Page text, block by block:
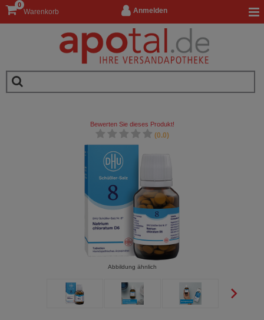
Anmelden
Warenkorb
0
Bewerten Sie dieses Produkt!
(0.0)
Abbildung ähnlich